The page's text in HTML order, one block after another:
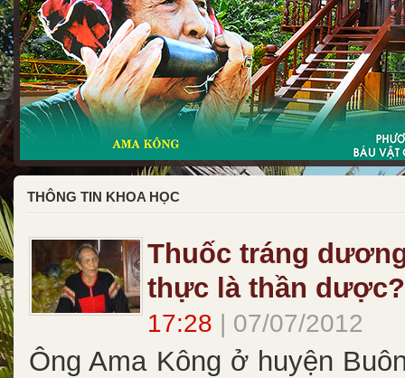
THÔNG TIN KHOA HỌC
Thuốc tráng
thực là thần dược?
17:28 | 07/07/2012
Ông Ama Kông ở huyện